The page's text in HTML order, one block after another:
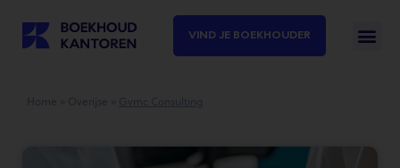
VIND JE BOEKHOUDER